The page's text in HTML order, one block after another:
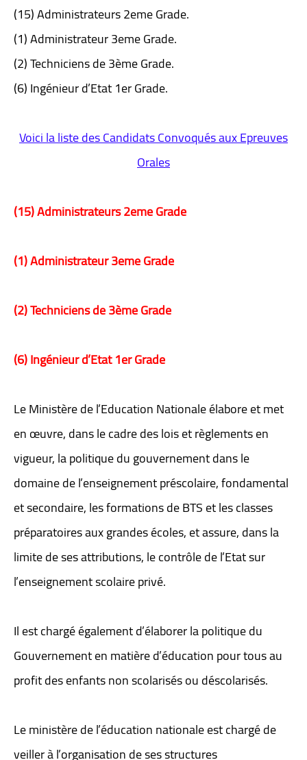
(15) Administrateurs 2eme Grade.
(1) Administrateur 3eme Grade.
(2) Techniciens de 3ème Grade.
(6) Ingénieur d’Etat 1er Grade.
Voici la liste des Candidats Convoqués aux Epreuves
Orales
(15) Administrateurs 2eme Grade
(1) Administrateur 3eme Grade
(2) Techniciens de 3ème Grade
(6) Ingénieur d’Etat 1er Grade
Le Ministère de l’Education Nationale élabore et met
en œuvre, dans le cadre des lois et règlements en
vigueur, la politique du gouvernement dans le
domaine de l’enseignement préscolaire, fondamental
et secondaire, les formations de BTS et les classes
préparatoires aux grandes écoles, et assure, dans la
limite de ses attributions, le contrôle de l’Etat sur
l’enseignement scolaire privé.
Il est chargé également d’élaborer la politique du
Gouvernement en matière d’éducation pour tous au
profit des enfants non scolarisés ou déscolarisés.
Le ministère de l’éducation nationale est chargé de
veiller à l’organisation de ses structures